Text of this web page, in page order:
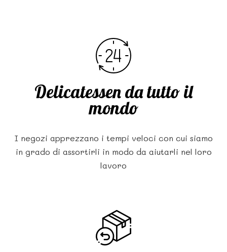
Delicatessen da tutto il
mondo
I negozi apprezzano i tempi veloci con cui siamo
in grado di assortirli in modo da aiutarli nel loro
lavoro